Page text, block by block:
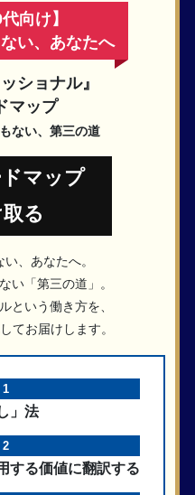
向け】
い、あなたへ
ショナル』
マップ
ない、第三の道
マップ
る
、あなたへ。
い「第三の道」。
という働き方を、
てお届けします。
1
」法
2
する価値に翻訳する